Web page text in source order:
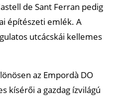
de Sant Ferran pedig
építészeti emlék. A
utcácskái kellemes
az Empordà DO
kísérői a gazdag ízvilágú